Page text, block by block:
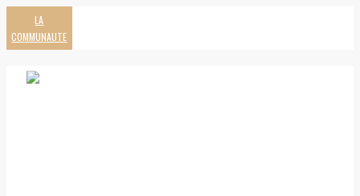
LA
COMMUNAUTE